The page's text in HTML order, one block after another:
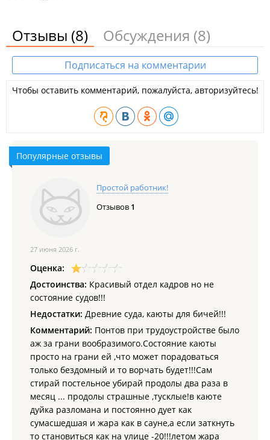
Отзывы (8) Обсуждения (8)
Подписаться на комментарии
Чтобы оставить комментарий, пожалуйста, авторизуйтесь!
Популярные отзывы
Простой работник!
Отзывов 1
27 июня 2026 г.
Оценка:
Достоинства: Красивый отдел кадров но не
состояние судов!!!
Недостатки: Древние суда, каюты для бичей!!!
Комментарий: Понтов при трудоустройстве было
аж за грани вообразимого.Состояние каюты
просто на грани ей ,что может порадоваться
только бездомный и то ворчать будет!!!Сам
стирай постельное убирай продолы два раза в
месяц ... продолы страшные ,тусклые!в каюте
дуйка разломана и постоянно дует как
сумасшедшая и жара как в сауне,а если заткнуть
то становиться как на улице -20!!!летом жара